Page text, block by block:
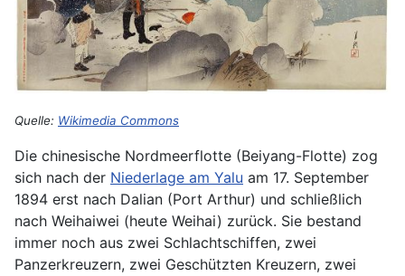
Quelle: Wikimedia Commons
Die chinesische Nordmeerflotte (Beiyang-Flotte) zog
sich nach der Niederlage am Yalu am 17. September
1894 erst nach Dalian (Port Arthur) und schließlich
nach Weihaiwei (heute Weihai) zurück. Sie bestand
immer noch aus zwei Schlachtschiffen, zwei
Panzerkreuzern, zwei Geschützten Kreuzern, zwei